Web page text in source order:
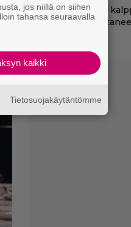
Ohjaaja lähti
dollaria
jos niillä on siihen
tahansa seuraavalla
kaikki
Tietosuojakäytäntömme